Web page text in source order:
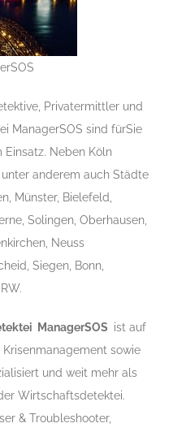
Privatermittler und
ManagerSOS sind fürSie
Neben Köln
anderem auch Städte
Münster, Bielefeld,
Solingen, Oberhausen,
Neuss
Siegen, Bonn,
ManagerSOS ist auf
sowie
und weit mehr als
Wirtschaftsdetektei.
& Troubleshooter,